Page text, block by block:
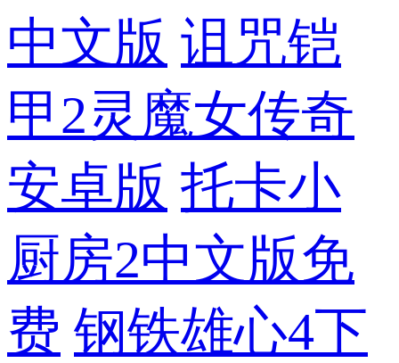
中文版 诅咒铠
甲2灵魔女传奇
安卓版 托卡小
厨房2中文版免
费 钢铁雄心4下